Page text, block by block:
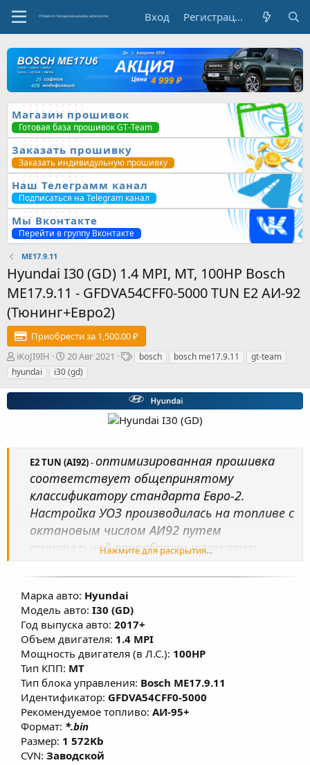
Вход Регистрация
Магазин прошивок
Готовая база прошивок GT-Team
Заказать прошивку
Заказать индивидульную прошивку
Наш Телеграмм канал
Подписаться на Telegram канал
Мы Вконтакте
Перейти в группу Вконтакте
ME17.9.11
Hyundai I30 (GD) 1.4 MPI, MT, 100HP Bosch
ME17.9.11 - GFDVA54CFF0-5000 TUN E2 АИ-92
(Тюнинг+Евро2)
Приобрести за 1,500.00 ₽
А
в
т
о
iKoJI9IH
Д
а
т
а
н
и
я
20 Авг 2021
Т
и
bosch bosch me17.9.11
gt-team
hyundai
i30 (gd)
E2 TUN (AI92)- оптимизированная прошивка
соответствует общепринятому
классификатору стандарта Евро-2.
Настройка УОЗ производилась на топливе с
октановым числом АИ92 путем
тщательной проработки и откатки
Произведена настройка карт
топливоподачи, УОЗ, коррекции УОЗ,
изменены факторы, влияющие на расчет
моментной модели, что позволяет
улучшить эластичность и динамику без
существенного изменения расхода топлива
при сохранении ресурса ДВС.
Нажмите для раскрытия...
Марка авто: Hyundai
Модель авто: I30 (GD)
Год выпуска авто: 2017+
Объем двигателя: 1.4 MPI
Мощность двигателя (в Л.С.): 100HP
Тип КПП: MT
Тип блока управления: Bosch ME17.9.11
Идентификатор: GFDVA54CFF0-5000
Рекомендуемое топливо: АИ-95+
Формат: *.bin
Размер: 1 572Kb
CVN: Заводской